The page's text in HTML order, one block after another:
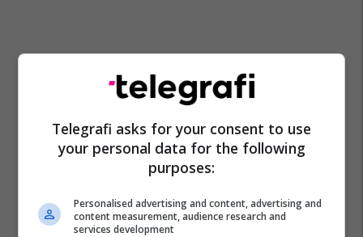
Telegrafi asks for your consent to use
your personal data for the following
purposes:
Personalised advertising and content, advertising and
content measurement, audience research and
services development